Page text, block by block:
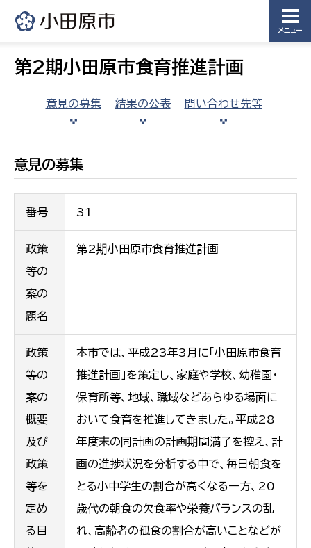
メニュー
第2期小田原市食育推進計画
意見の募集 結果の公表 問い合わせ先等
意見の募集
番号 31
政策
等の
案の
題名
第2期小田原市食育推進計画
政策
等の
案の
概要
及び
政策
等を
定め
る目
本市では、平成23年3月に「小田原市食育
推進計画」を策定し、家庭や学校、幼稚園・
保育所等、地域、職域などあらゆる場面に
おいて食育を推進してきました。平成28
年度末の同計画の計画期間満了を控え、計
画の進捗状況を分析する中で、毎日朝食を
とる小中学生の割合が高くなる一方、20
歳代の朝食の欠食率や栄養バランスの乱
れ、高齢者の孤食の割合が高いことなどが